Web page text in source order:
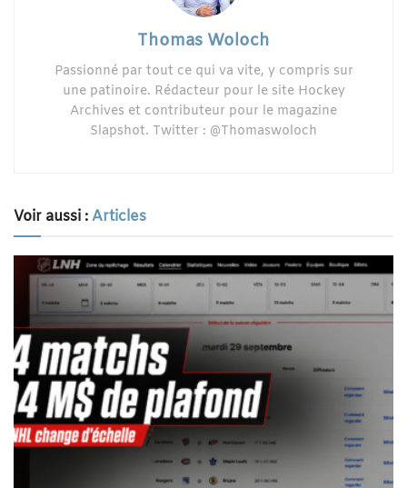
Thomas Woloch
Passionné par tout ce qui va vite, y compris sur
une patinoire. Rédacteur pour le site Hockey
Archives et contributeur pour le magazine
Slapshot. Twitter : @Thomaswoloch
Voir aussi :Articles